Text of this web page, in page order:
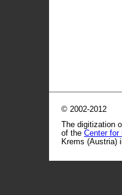
© 2002-2012
The digitization
of the Center for
Krems (Austria)